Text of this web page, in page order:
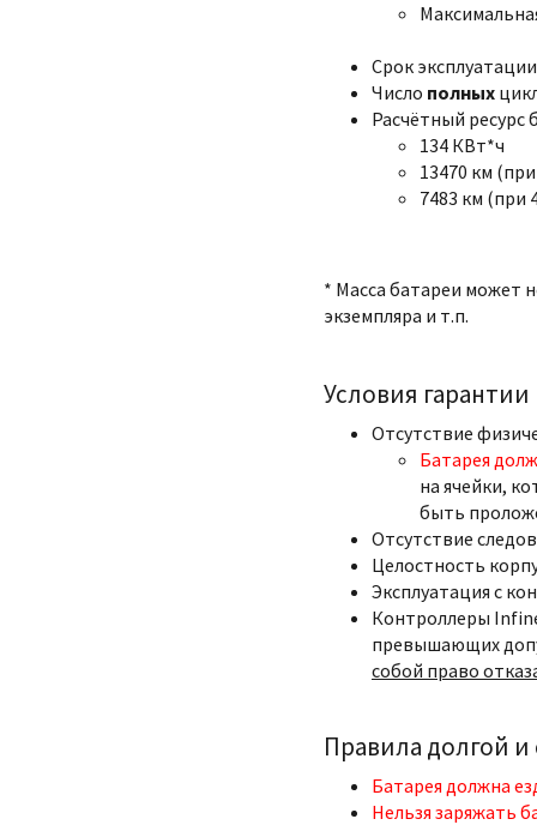
Срок
Число полных
Расчётный ресурс
134 КВт*ч
13470 км
7483 км (при
* Масса батареи может
экземпляра и т.п.
Условия гарантии
Отсутствие
Батарея
на ячейки,
быть
Отсутствие
Целостность
Эксплуатация с
Контроллеры
превышающих
собой право
Правила долгой
Батарея должна
Нельзя заряжать